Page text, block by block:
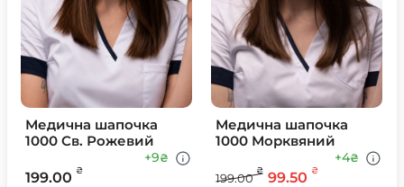
Медична шапочка
1000 Св. Рожевий
199.00 ₴
+9₴
Медична шапочка
1000 Морквяний
199.00
₴ 99.50 ₴
+4₴